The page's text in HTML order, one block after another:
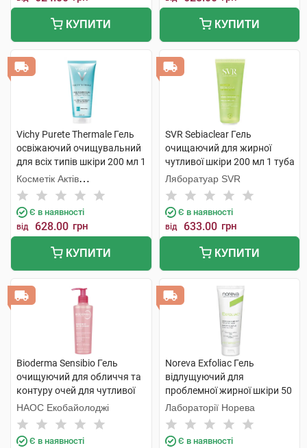
КУПИТИ КУПИТИ
Vichy Purete Thermale Гель
освіжаючий очищувальний
для всіх типів шкіри 200 мл 1
флакон
Косметік Актів
Інтернаціональ
Є в наявності
від 628.00 грн
КУПИТИ
SVR Sebiaclear Гель
очищаючий для жирної
чутливої шкіри 200 мл 1 туба
Ляборатуар SVR
Є в наявності
від 633.00 грн
КУПИТИ
Bioderma Sensibio Гель
очищуючий для обличчя та
контуру очей для чутливої
шкіри 200 мл 1 флакон
НАОС Екобайолоджі
Є в наявності
Noreva Exfoliac Гель
відлущуючий для
проблемної жирної шкіри 50
мл 1 туба
Лабораторії Норева
Є в наявності